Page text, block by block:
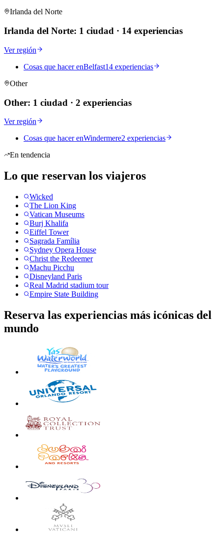
Irlanda del Norte
Irlanda del Norte: 1 ciudad · 14 experiencias
Ver región
Cosas que hacer enBelfast14 experiencias
Other
Other: 1 ciudad · 2 experiencias
Ver región
Cosas que hacer enWindermere2 experiencias
En tendencia
Lo que reservan los viajeros
Wicked
The Lion King
Vatican Museums
Burj Khalifa
Eiffel Tower
Sagrada Família
Sydney Opera House
Christ the Redeemer
Machu Picchu
Disneyland Paris
Real Madrid stadium tour
Empire State Building
Reserva las experiencias más icónicas del
mundo